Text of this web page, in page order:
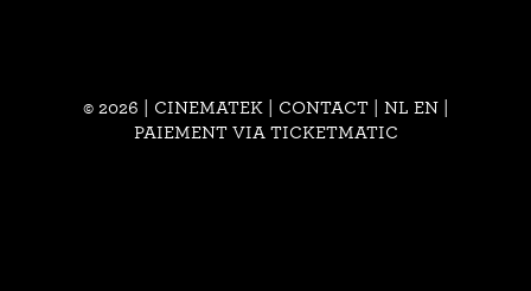
© 2026 | CINEMATEK | CONTACT| NL EN
PAIEMENT VIA TICKETMATIC